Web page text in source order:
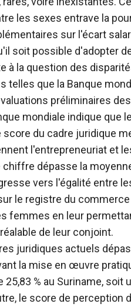
les sexes entrave la
sur l'écart
soit possible d'adopter
à la question des
telles que la Banque
préliminaires
mondiale indique que
score du cadre juridique
l'entrepreneuriat et
dépasse la
vers l'égalité entre
le registre du
femmes en leur
de leur conjoint.
juridiques actuels
la mise en œuvre
% au Suriname,
le score de perception